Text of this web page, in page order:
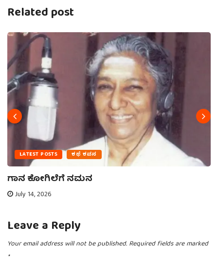
Related post
LATEST POSTS ಕಥೆ ಕವನ
ಗಾನ ಕೋಗಿಲೆಗೆ ನಮನ
July 14, 2026
Leave a Reply
Your email address will not be published. Required fields are marked
*